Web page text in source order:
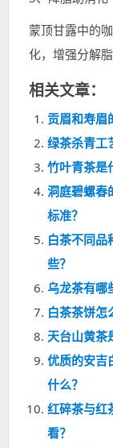
蒙顶甘露中的
化，增强分解脂
相关文章：
贡眉和寿眉
绿茶杀青工
竹叶青茶是
洞庭碧螺春
标准？
白茶不同品
些？
乌龙茶有哪
白茶茶饼怎
天台山黄茶
优质的安吉
什么？
红碎茶与红
看？